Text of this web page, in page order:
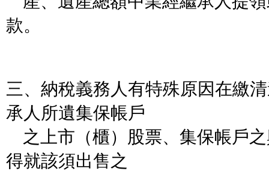
款。
三、納稅義務人有特殊原因在繳
承人所遺集保帳戶
之上市（櫃）股票、集保帳戶
得就該須出售之